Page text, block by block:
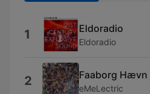
1 Eldoradio
Eldoradio
2 Faaborg Hævn
eMeLectric